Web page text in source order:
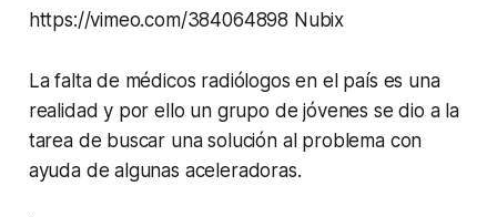
https://vimeo.com/384064898 Nubix
La falta de médicos radiólogos en el país es una
realidad y por ello un grupo de jóvenes se dio a la
tarea de buscar una solución al problema con
ayuda de algunas aceleradoras.